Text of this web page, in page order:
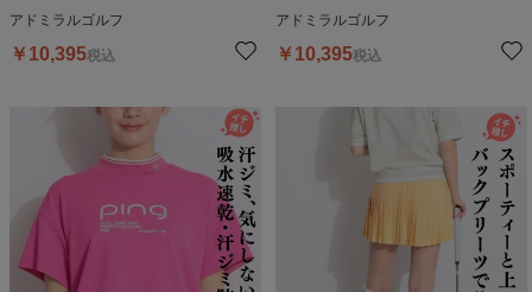
アドミラルゴルフ
￥ 10,395税込
アドミラルゴルフ
￥ 10,395税込